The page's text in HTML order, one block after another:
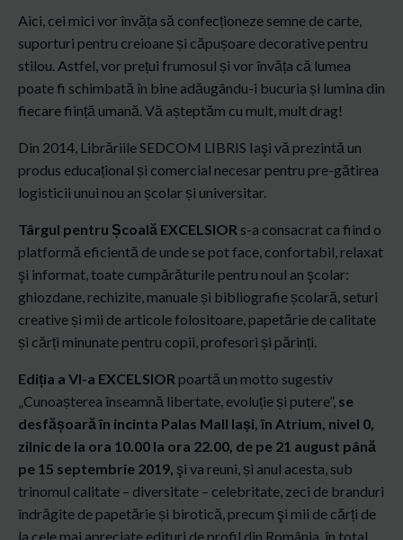
Aici, cei mici vor învăța să confecționeze semne de carte,
suporturi pentru creioane și căpușoare decorative pentru
stilou. Astfel, vor prețui frumosul și vor învăța că lumea
poate fi schimbată în bine adăugându-i bucuria și lumina din
fiecare ființă umană. Vă așteptăm cu mult, mult drag!
Din 2014, Librăriile SEDCOM LIBRIS Iaşi vă prezintă un
produs educațional și comercial necesar pentru pre-gătirea
logisticii unui nou an școlar și universitar.
Târgul pentru Școală EXCELSIOR s-a consacrat ca fiind o
platformă eficientă de unde se pot face, confortabil, relaxat
şi informat, toate cumpărăturile pentru noul an şcolar:
ghiozdane, rechizite, manuale și bibliografie școlară, seturi
creative și mii de articole folositoare, papetărie de calitate
și cărți minunate pentru copii, profesori și părinți.
Ediția a VI-a EXCELSIOR poartă un motto sugestiv
„Cunoașterea înseamnă libertate, evoluție și putere”, se
desfășoară în incinta Palas Mall Iaşi, în Atrium, nivel 0,
zilnic de la ora 10.00 la ora 22.00, de pe 21 august până
pe 15 septembrie 2019, şi va reuni, și anul acesta, sub
trinomul calitate – diversitate – celebritate, zeci de branduri
îndrăgite de papetărie și birotică, precum şi mii de cărți de
la cele mai apreciate edituri de profil din România, în total